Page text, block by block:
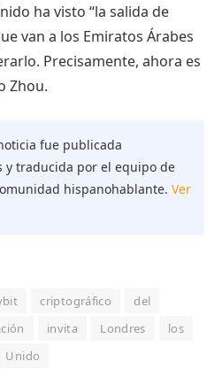
ha visto “la salida de
van a los Emiratos Árabes
Precisamente, ahora es
Zhou.
fue publicada
traducida por el equipo de
hispanohablante. Ver
criptográfico
del
invita Londres
los
Unido